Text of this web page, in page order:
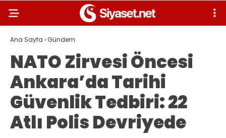
Ana Sayfa ›Gündem
NATO Zirvesi Öncesi
Ankara’da Tarihi
Güvenlik Tedbiri: 22
Atlı Polis Devriyede